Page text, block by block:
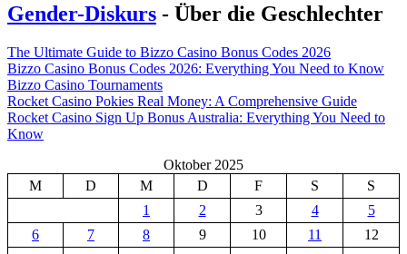
Gender-Diskurs - Über die Geschlechter
The Ultimate Guide to Bizzo Casino Bonus Codes 2026
Bizzo Casino Bonus Codes 2026: Everything You Need to Know
Bizzo Casino Tournaments
Rocket Casino Pokies Real Money: A Comprehensive Guide
Rocket Casino Sign Up Bonus Australia: Everything You Need to
Know
Oktober 2025
M
D M D F S
S
1
2 3 4
5
6
7 8 9 10 11
12